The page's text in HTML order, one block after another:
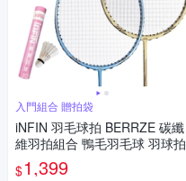
入門組合 贈拍袋
iNFIN 羽毛球拍 BERRZE 碳纖
維羽拍組合 鴨毛羽毛球 羽球拍
$1,399